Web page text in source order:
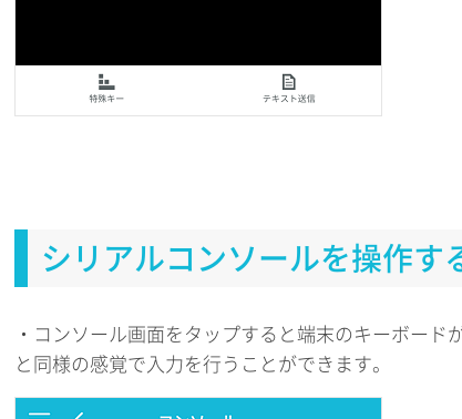
シリアルコンソールを操作す
・コンソール画面をタップすると端末のキーボード
と同様の感覚で入力を行うことができます。